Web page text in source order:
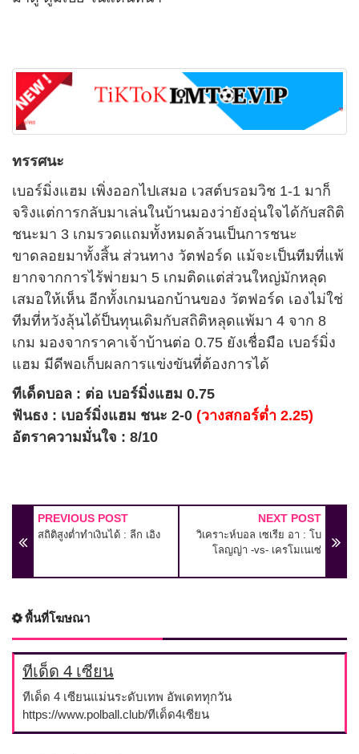
ทรรศนะ
เบอร์มิ่งแฮม เพิ่งออกไปเสมอ เวสต์บรอมวิช 1-1 มาก็
จริงแต่การกลับมาเล่นในบ้านมองว่ายังอุ่นใจได้กับสถิติ
ชนะมา 3 เกมรวดแถมทั้งหมดล้วนเป็นการชนะ
ขาดลอยมาทั้งสิ้น ส่วนทาง วัตฟอร์ด แม้จะเป็นทีมที่แพ้
ยากจากการไร้พ่ายมา 5 เกมติดแต่ส่วนใหญ่มักหลุด
เสมอให้เห็น อีกทั้งเกมนอกบ้านของ วัตฟอร์ด เองไม่ใช่
ทีมที่หวังลุ้นได้ป็นทุนเดิมกับสถิติหลุดแพ้มา 4 จาก 8
เกม มองจากราคาเจ้าบ้านต่อ 0.75 ยังเชื่อมือ เบอร์มิ่ง
แฮม มีดีพอเก็บผลการแข่งขันที่ต้องการได้
ทีเด็ดบอล : ต่อ เบอร์มิ่งแฮม 0.75
ฟันธง : เบอร์มิ่งแฮม ชนะ 2-0 (วางสกอร์ต่ำ 2.25)
อัตราความมั่นใจ : 8/10
PREVIOUS POST
สถิติสูงต่ำทำเงินได้ : ลีก เอิง
NEXT POST
วิเคราะห์บอล เซเรีย อา : โบ
โลญญ่า -vs- เครโมเนเซ่
พื้นที่โฆษณา
ทีเด็ด 4 เซียน
ทีเด็ด 4 เซียนแม่นระดับเทพ อัพเดททุกวัน
https://www.polball.club/ทีเด็ด4เซียน